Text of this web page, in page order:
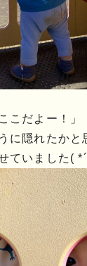
こだよー！」
に隠れたかと
ていました(